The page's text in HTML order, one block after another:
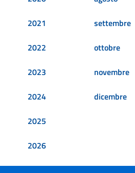
2021
2022
2023
2024
2025
2026
settembre
ottobre
novembre
dicembre